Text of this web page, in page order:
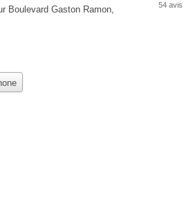
Boulevard Gaston Ramon,
54 avis